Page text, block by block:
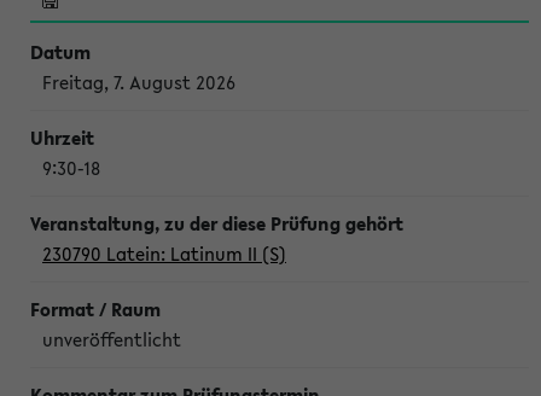
Freitag, 7. August 2026
9:30-18
230790 Latein: Latinum II (S)
unveröffentlicht